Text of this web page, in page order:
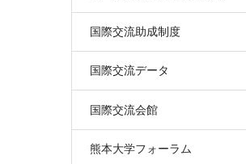
国際交流助成制度
国際交流データ
国際交流会館
熊本大学フォーラム